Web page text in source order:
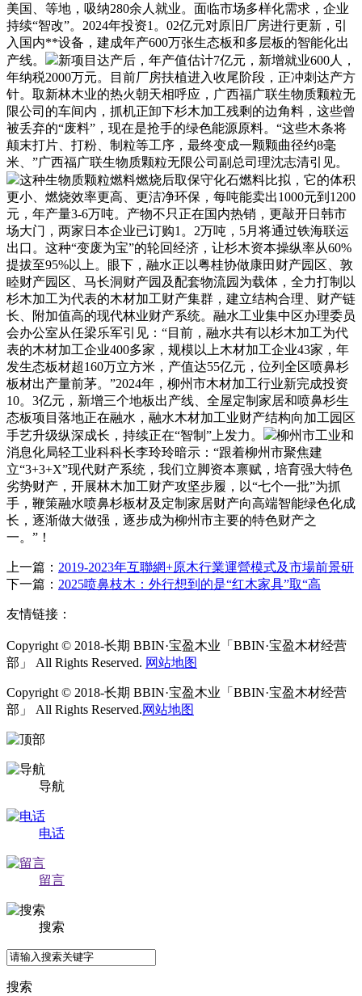
美国、等地，吸纳280余人就业。面临市场多样化需求，企业
持续“智改”。2024年投资1。02亿元对原旧厂房进行更新，引
入国内**设备，建成年产600万张生态板和多层板的智能化出
产线。
新项目达产后，年产值估计7亿元，新增就业600人，
年纳税2000万元。目前厂房扶植进入收尾阶段，正冲刺达产方
针。取新林木业的热火朝天相呼应，广西福广联生物质颗粒无
限公司的车间内，抓机正卸下杉木加工残剩的边角料，这些曾
被丢弃的“废料”，现在是抢手的绿色能源原料。“这些木条将
颠末打片、打粉、制粒等工序，最终变成一颗颗曲径约8毫
米、”广西福广联生物质颗粒无限公司副总司理沈志清引见。
这种生物质颗粒燃料燃烧后取保守化石燃料比拟，它的体积
更小、燃烧效率更高、更洁净环保，每吨能卖出1000元到1200
元，年产量3-6万吨。产物不只正在国内热销，更敲开日韩市
场大门，两家日本企业已订购1。2万吨，5月将通过铁海联运
出口。这种“变废为宝”的轮回经济，让杉木资本操纵率从60%
提拔至95%以上。眼下，融水正以粤桂协做康田财产园区、敦
睦财产园区、马长洞财产园及配套物流园为载体，全力打制以
杉木加工为代表的木材加工财产集群，建立结构合理、财产链
长、附加值高的现代林业财产系统。融水工业集中区办理委员
会办公室从任梁乐军引见：“目前，融水共有以杉木加工为代
表的木材加工企业400多家，规模以上木材加工企业43家，年
发生态板材超160万立方米，产值达55亿元，位列全区喷鼻杉
板材出产量前茅。”2024年，柳州市木材加工行业新完成投资
10。3亿元，新增三个地板出产线、全屋定制家居和喷鼻杉生
态板项目落地正在融水，融水木材加工业财产结构向加工园区
手艺升级纵深成长，持续正在“智制”上发力。
柳州市工业和
消息化局轻工业科科长李玲玲暗示：“跟着柳州市聚焦建
立“3+3+X”现代财产系统，我们立脚资本禀赋，培育强大特色
劣势财产，开展林木加工财产攻坚步履，以“七个一批”为抓
手，鞭策融水喷鼻杉板材及定制家居财产向高端智能绿色化成
长，逐渐做大做强，逐步成为柳州市主要的特色财产之
一。”！
上一篇： 2019-2023年互聯網+原木行業運營模式及市場前景研
下一篇： 2025喷鼻枝木：外行想到的是“红木家具”取“高
友情链接：
Copyright © 2018-长期 BBIN·宝盈木业「BBIN·宝盈木材经营
部」 All Rights Reserved. 网站地图
Copyright © 2018-长期 BBIN·宝盈木业「BBIN·宝盈木材经营
部」 All Rights Reserved.网站地图
导航
电话
留言
搜索
搜索